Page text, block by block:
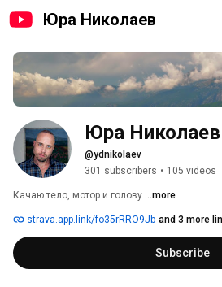
Юра Николаев
Юра Николаев
@ydnikolaev
301 subscribers • 105 videos
Качаю тело, мотор и голову ...more
strava.app.link/fo35rRRO9Jb and 3 more
Subscribe